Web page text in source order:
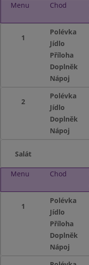
Menu
Chod
1
Polévka
Jídlo
Příloha
Doplněk
Nápoj
2
Polévka
Jídlo
Doplněk
Nápoj
Salát
Menu Chod
1
Polévka
Jídlo
Příloha
Doplněk
Nápoj